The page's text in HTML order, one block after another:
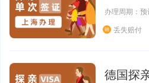
办理周期：
丢失赔付
德国探